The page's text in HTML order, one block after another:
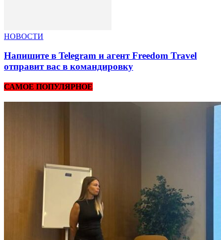
НОВОСТИ
Напишите в Telegram и агент Freedom Travel
отправит вас в командировку
САМОЕ ПОПУЛЯРНОЕ